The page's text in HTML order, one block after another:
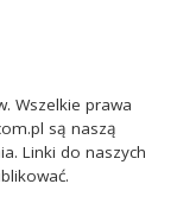
Wszelkie prawa
są naszą
Linki do naszych